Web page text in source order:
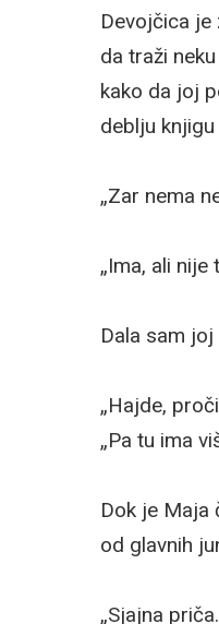
Devojčica je
da traži
kako da joj
deblju
„Zar nema
„Ima, ali
Dala sam
„Hajde,
„Pa tu ima
Dok je Maja
od glavnih
„Sjajna